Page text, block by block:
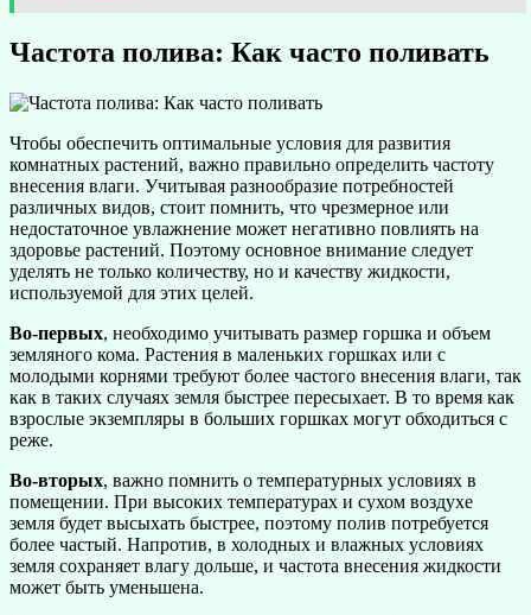
Частота полива: Как часто поливать
Чтобы обеспечить оптимальные условия для развития
комнатных растений, важно правильно определить частоту
внесения влаги. Учитывая разнообразие потребностей
различных видов, стоит помнить, что чрезмерное или
недостаточное увлажнение может негативно повлиять на
здоровье растений. Поэтому основное внимание следует
уделять не только количеству, но и качеству жидкости,
используемой для этих целей.
Во-первых, необходимо учитывать размер горшка и объем
земляного кома. Растения в маленьких горшках или с
молодыми корнями требуют более частого внесения влаги, так
как в таких случаях земля быстрее пересыхает. В то время как
взрослые экземпляры в больших горшках могут обходиться с
реже.
Во-вторых, важно помнить о температурных условиях в
помещении. При высоких температурах и сухом воздухе
земля будет высыхать быстрее, поэтому полив потребуется
более частый. Напротив, в холодных и влажных условиях
земля сохраняет влагу дольше, и частота внесения жидкости
может быть уменьшена.